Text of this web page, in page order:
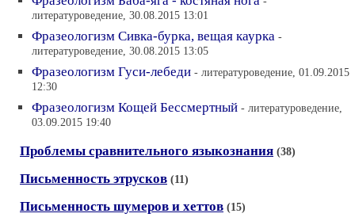
литературоведение, 30.08.2015 13:01
Фразеологизм Сивка-бурка, вещая каурка -
литературоведение, 30.08.2015 13:05
Фразеологизм Гуси-лебеди - литературоведение, 01.09.2015
12:30
Фразеологизм Кощей Бессмертный - литературоведение,
03.09.2015 19:40
Проблемы сравнительного языкознания (38)
Письменность этрусков (11)
Письменность шумеров и хеттов (15)